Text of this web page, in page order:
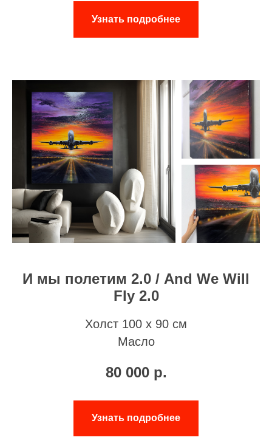
Узнать подробнее
И мы полетим 2.0 / And We Will
Fly 2.0
Холст 100 х 90 см
Масло
80 000 р.
Узнать подробнее